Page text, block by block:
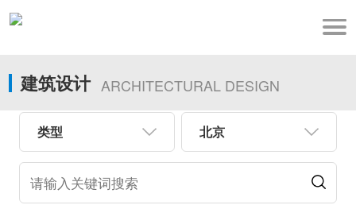
建筑设计 ARCHITECTURAL DESIGN
类型 北京